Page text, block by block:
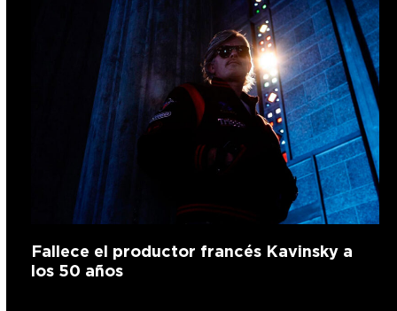
Fallece el productor francés Kavinsky a
los 50 años